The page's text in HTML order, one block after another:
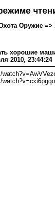
Оружие =>
хорошие
2010, 23:44:24